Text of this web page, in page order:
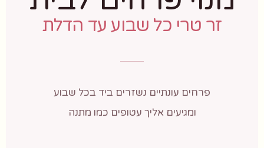
זר טרי כל שבוע עד הדלת
פרחים עונתיים נשזרים ביד בכל שבוע
ומגיעים אליך עטופים כמו מתנה